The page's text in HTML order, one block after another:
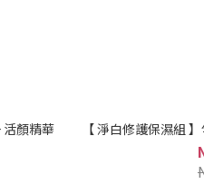
活顏精華 【 淨白修護保濕組